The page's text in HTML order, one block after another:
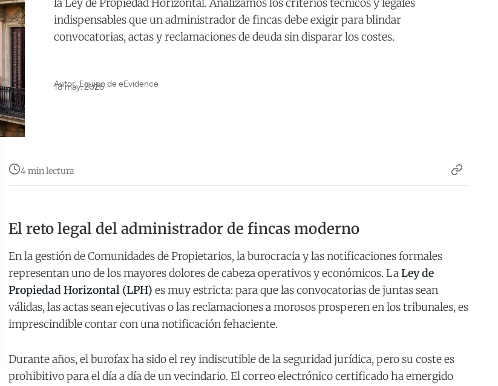
la Ley de Propiedad Horizontal. Analizamos los criterios técnicos y legales
indispensables que un administrador de fincas debe exigir para blindar
convocatorias, actas y reclamaciones de deuda sin disparar los costes.
Autor: Equipo de eEvidence
18 may. 2026
4 min lectura
El reto legal del administrador de fincas moderno
En la gestión de Comunidades de Propietarios, la burocracia y las notificaciones formales
representan uno de los mayores dolores de cabeza operativos y económicos. LaLey de
Propiedad Horizontal (LPH) es muy estricta: para que las convocatorias de juntas sean
válidas, las actas sean ejecutivas o las reclamaciones a morosos prosperen en los tribunales, es
imprescindible contar con una notificación fehaciente.
Durante años, el burofax ha sido el rey indiscutible de la seguridad jurídica, pero su coste es
prohibitivo para el día a día de un vecindario. El correo electrónico certificado ha emergido